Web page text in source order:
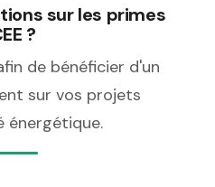
sur les primes
?
de bénéficier d'un
sur vos projets
énergétique.